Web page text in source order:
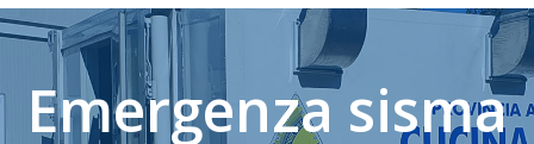
Emergenza sisma